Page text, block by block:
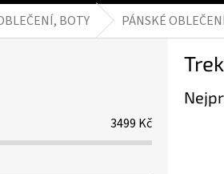
BOTY PÁNSKÉ
3499 Kč